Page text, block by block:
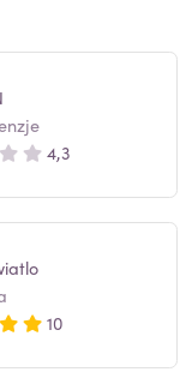
4,3
10